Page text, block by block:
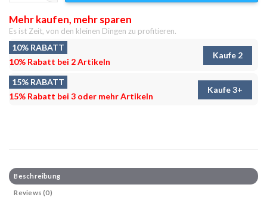
Mehr kaufen, mehr sparen
Es ist Zeit, von den kleinen Dingen zu profitieren.
10% RABATT
10% Rabatt bei 2 Artikeln
Kaufe 2
15% RABATT
15% Rabatt bei 3 oder mehr Artikeln
Kaufe 3+
Beschreibung
Reviews (0)